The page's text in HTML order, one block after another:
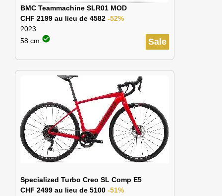
BMC Teammachine SLR01 MOD
CHF 2199 au lieu de 4582 -52%
2023
Sale
58 cm:check_circle
Specialized Turbo Creo SL Comp E5
CHF 2499 au lieu de 5100 -51%